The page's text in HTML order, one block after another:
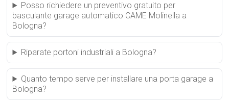
Posso richiedere un preventivo gratuito per
basculante garage automatico CAME Molinella a
Bologna?
Riparate portoni industriali a Bologna?
Quanto tempo serve per installare una porta garage a
Bologna?